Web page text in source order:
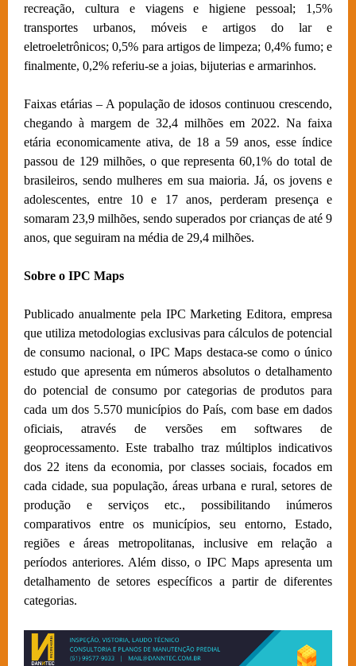
recreação, cultura e viagens e higiene pessoal; 1,5%
transportes urbanos, móveis e artigos do lar e
eletroeletrônicos; 0,5% para artigos de limpeza; 0,4% fumo; e
finalmente, 0,2% referiu-se a joias, bijuterias e armarinhos.
Faixas etárias – A população de idosos continuou crescendo,
chegando à margem de 32,4 milhões em 2022. Na faixa
etária economicamente ativa, de 18 a 59 anos, esse índice
passou de 129 milhões, o que representa 60,1% do total de
brasileiros, sendo mulheres em sua maioria. Já, os jovens e
adolescentes, entre 10 e 17 anos, perderam presença e
somaram 23,9 milhões, sendo superados por crianças de até 9
anos, que seguiram na média de 29,4 milhões.
Sobre o IPC Maps
Publicado anualmente pela IPC Marketing Editora, empresa
que utiliza metodologias exclusivas para cálculos de potencial
de consumo nacional, o IPC Maps destaca-se como o único
estudo que apresenta em números absolutos o detalhamento
do potencial de consumo por categorias de produtos para
cada um dos 5.570 municípios do País, com base em dados
oficiais, através de versões em softwares de
geoprocessamento. Este trabalho traz múltiplos indicativos
dos 22 itens da economia, por classes sociais, focados em
cada cidade, sua população, áreas urbana e rural, setores de
produção e serviços etc., possibilitando inúmeros
comparativos entre os municípios, seu entorno, Estado,
regiões e áreas metropolitanas, inclusive em relação a
períodos anteriores. Além disso, o IPC Maps apresenta um
detalhamento de setores específicos a partir de diferentes
categorias.